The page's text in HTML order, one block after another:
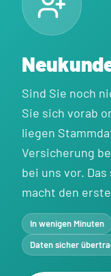
Sind Sie noch
Sie sich vorab
liegen
Versicherung
bei uns vor.
macht den
In wenigen Minuten
Daten sicher